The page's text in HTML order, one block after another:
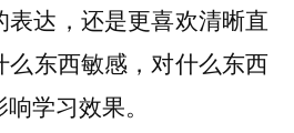
达，还是更喜欢清晰直
么东西敏感，对什么东西
学习效果。